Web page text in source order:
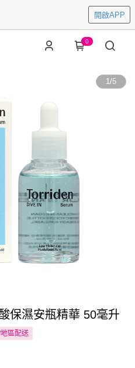
開啟APP
0
1/5
保濕安瓶精華 50毫升
區配送